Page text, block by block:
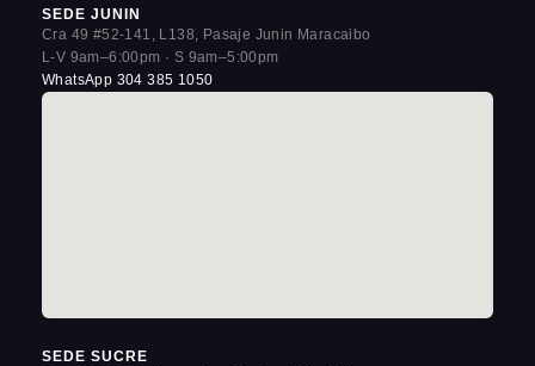
SEDE JUNIN
Cra 49 #52-141, L138, Pasaje Junin Maracaibo
L-V 9am–6:00pm · S 9am–5:00pm
WhatsApp 304 385 1050
SEDE SUCRE